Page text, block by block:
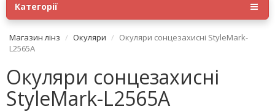
Категорії
Магазин лінз Окуляри
Окуляри сонцезахисні StyleMark-
L2565A
Окуляри сонцезахисні
StyleMark-L2565A